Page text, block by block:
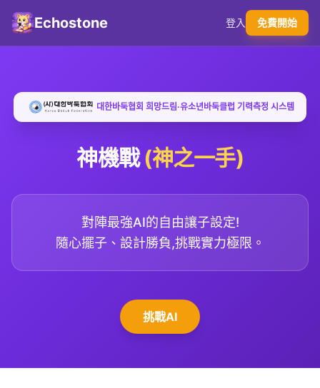
Echostone 登入 免費開始
대한바둑협회 희망드림·유소년바둑클럽 기력측정 시스템
神機戰(神之一手)
對陣最強AI的自由讓子設定!
隨心擺子、設計勝負,挑戰實力極限。
挑戰AI